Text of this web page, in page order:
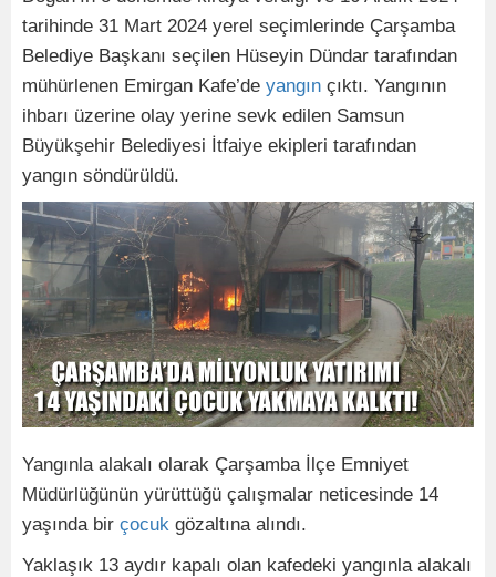
tarihinde 31 Mart 2024 yerel seçimlerinde Çarşamba
Belediye Başkanı seçilen Hüseyin Dündar tarafından
mühürlenen Emirgan Kafe’de yangın çıktı. Yangının
ihbarı üzerine olay yerine sevk edilen Samsun
Büyükşehir Belediyesi İtfaiye ekipleri tarafından
yangın söndürüldü.
Yangınla alakalı olarak Çarşamba İlçe Emniyet
Müdürlüğünün yürüttüğü çalışmalar neticesinde 14
yaşında bir çocuk gözaltına alındı.
Yaklaşık 13 aydır kapalı olan kafedeki yangınla alakalı